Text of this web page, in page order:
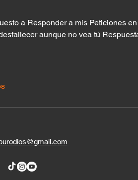
a Responder a mis Peticiones
aunque no vea tú